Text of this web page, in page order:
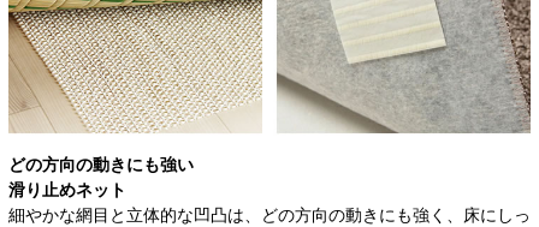
どの方向の動きにも強い
滑り止めネット
細やかな網目と立体的な凹凸は、どの方向の動きにも強く、床にしっ